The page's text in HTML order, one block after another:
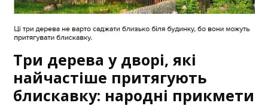
Три дерева у дворі, які
найчастіше притягують
блискавку: народні прикмети